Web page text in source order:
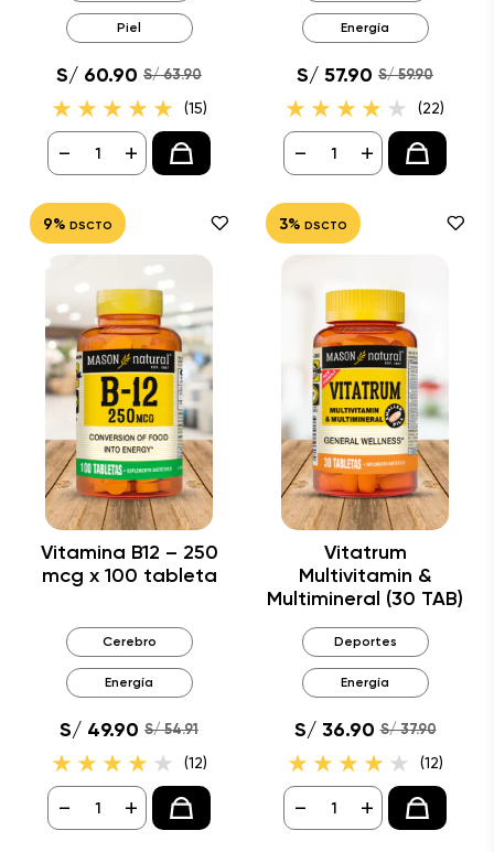
Piel
S/ 60.90 S/ 63.90
(15)
- +
Energía
S/ 57.90 S/ 59.90
(22)
- +
9% DSCTO
Vitamina B12 – 250
mcg x 100 tableta
Cerebro
Energía
S/ 49.90 S/ 54.91
(12)
- +
3% DSCTO
Vitatrum
Multivitamin &
Multimineral (30 TAB)
Deportes
Energía
S/ 36.90 S/ 37.90
(12)
- +